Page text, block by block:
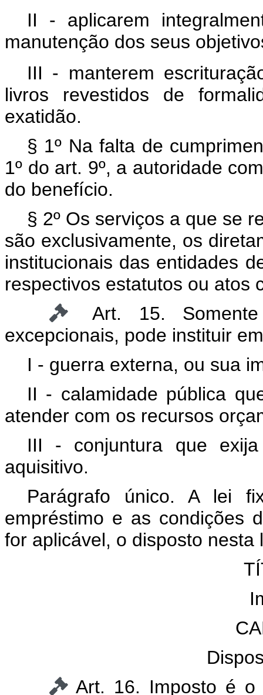
II - aplicarem
manutenção dos seus
III - manterem
livros revestidos de
exatidão.
§ 1º Na falta de
1º do art. 9º, a autoridade
do benefício.
§ 2º Os serviços a que se
são exclusivamente, os
institucionais das entidades
respectivos estatutos ou atos
Art. 15.
excepcionais, pode instituir
I - guerra externa, ou sua
II - calamidade pública
atender com os recursos
III - conjuntura que
aquisitivo.
Parágrafo único. A lei
empréstimo e as condições
for aplicável, o disposto nesta
Art. 16. Imposto é o